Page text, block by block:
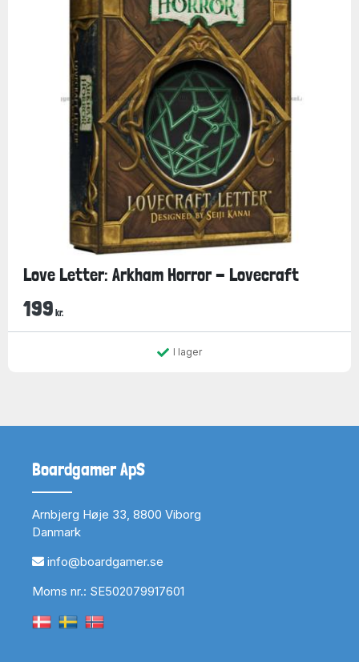
Love Letter: Arkham Horror - Lovecraft
199 kr.
I lager
Boardgamer ApS
Arnbjerg Høje 33, 8800 Viborg
Danmark
info@boardgamer.se
Moms nr.: SE502079917601